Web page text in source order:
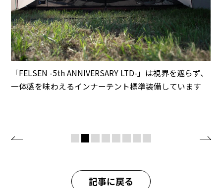
「FELSEN -5th ANNIVERSARY LTD-」は視界を遮らず、
一体感を味わえるインナーテント標準装備しています
記事に戻る